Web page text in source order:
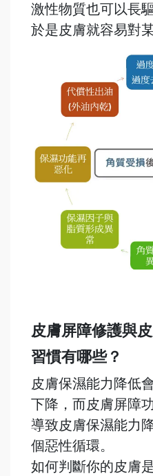
激性物質也可以長
於是皮膚就容易對
皮膚屏障修護與
習慣有哪些？
皮膚保濕能力降低
下降，而皮膚屏障
導致皮膚保濕能力
個惡性循環。
如何判斷你的皮膚